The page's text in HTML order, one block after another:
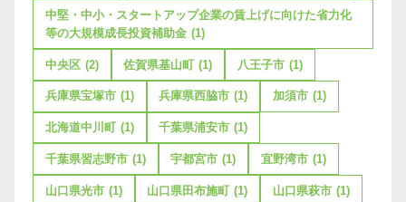
中堅・中小・スタートアップ企業の賃上げに向けた省力化
等の大規模成長投資補助金 (1)
中央区 (2) 佐賀県基山町 (1) 八王子市 (1)
兵庫県宝塚市 (1) 兵庫県西脇市 (1) 加須市 (1)
北海道中川町 (1) 千葉県浦安市 (1)
千葉県習志野市 (1) 宇都宮市 (1) 宜野湾市 (1)
山口県光市 (1) 山口県田布施町 (1) 山口県萩市 (1)